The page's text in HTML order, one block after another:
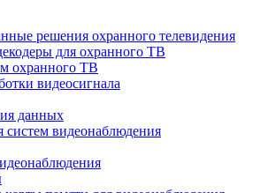
решения охранного телевидения
для охранного ТВ
охранного ТВ
видеосигнала
данных
видеонаблюдения